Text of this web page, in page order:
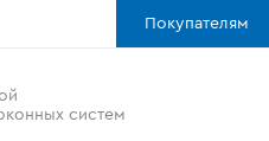
Покупателям
систем